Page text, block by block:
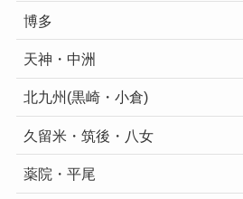
博多
天神・中洲
北九州(黒崎・小倉)
久留米・筑後・八女
薬院・平尾